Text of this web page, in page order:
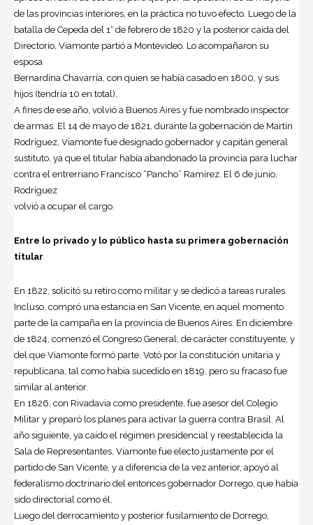
de las provincias interiores, en la práctica no tuvo efecto. Luego de la
batalla de Cepeda del 1° de febrero de 1820 y la posterior caída del
Directorio, Viamonte partió a Montevideo. Lo acompañaron su
esposa
Bernardina Chavarría, con quien se había casado en 1800, y sus
hijos (tendría 10 en total).
A fines de ese año, volvió a Buenos Aires y fue nombrado inspector
de armas. El 14 de mayo de 1821, durante la gobernación de Martín
Rodríguez, Viamonte fue designado gobernador y capitán general
sustituto, ya que el titular había abandonado la provincia para luchar
contra el entrerriano Francisco “Pancho” Ramírez. El 6 de junio,
Rodríguez
volvió a ocupar el cargo.
Entre lo privado y lo público hasta su primera gobernación
titular
En 1822, solicitó su retiro como militar y se dedicó a tareas rurales.
Incluso, compró una estancia en San Vicente, en aquel momento
parte de la campaña en la provincia de Buenos Aires. En diciembre
de 1824, comenzó el Congreso General, de carácter constituyente, y
del que Viamonte formó parte. Votó por la constitución unitaria y
republicana, tal como había sucedido en 1819, pero su fracaso fue
similar al anterior.
En 1826, con Rivadavia como presidente, fue asesor del Colegio
Militar y preparó los planes para activar la guerra contra Brasil. Al
año siguiente, ya caído el régimen presidencial y reestablecida la
Sala de Representantes, Viamonte fue electo justamente por el
partido de San Vicente, y a diferencia de la vez anterior, apoyó al
federalismo doctrinario del entonces gobernador Dorrego, que había
sido directorial como él.
Luego del derrocamiento y posterior fusilamiento de Dorrego,